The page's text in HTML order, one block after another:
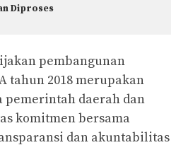
Diproses
pembangunan
tahun 2018 merupakan
pemerintah daerah dan
komitmen bersama
dan akuntabilitas